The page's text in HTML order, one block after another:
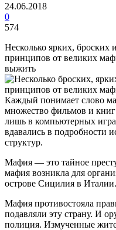
24.06.2018
0
574
Несколько ярких, броских
принципов от великих
выжить
Каждый понимает слово
множество фильмов и
лишь в компьютерных
вдавались в подробности
структур.
Мафия — это тайное
мафия возникла для
острове Сицилия в Италии.
Мафия противостояла
подавляли эту страну. И
полиция. Измученные